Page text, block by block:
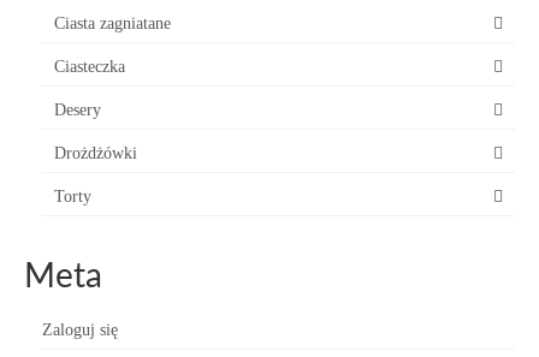
Ciasta zagniatane
Ciasteczka
Desery
Drożdżówki
Torty
Meta
Zaloguj się